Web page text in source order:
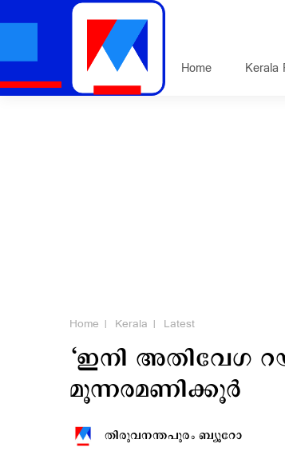
Home Kerala
Home Kerala Latest
‘ഇനി അതിവേഗ
മൂന്നരമണിക്കൂര്‍
തിരുവനന്തപുരം ബ്യൂറോ